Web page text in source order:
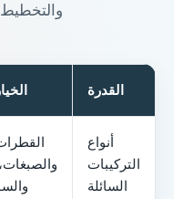
القدرة
أنواع
التركيبات
السائلة